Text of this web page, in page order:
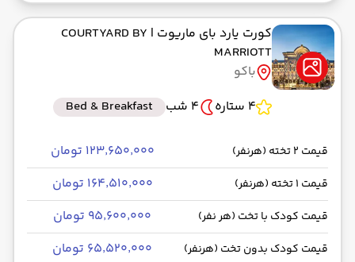
کورت یارد بای ماریوت | COURTYARD BY
MARRIOTT
باکو
4 ستاره
4 شب Bed & Breakfast
قیمت 2 تخته (هرنفر) ۱۲۳٬۶۵۰٬۰۰۰ تومان
قیمت 1 تخته (هرنفر) ۱۶۴٬۵۱۰٬۰۰۰ تومان
قیمت کودک با تخت (هر نفر) ۹۵٬۶۰۰٬۰۰۰ تومان
قیمت کودک بدون تخت (هرنفر) ۶۵٬۵۲۰٬۰۰۰ تومان